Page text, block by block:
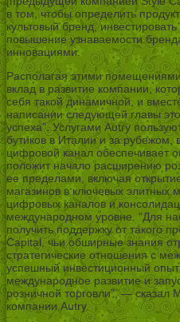
в том, чтобы определить
культовый бренд,
повышение узнаваемости
инновациями.
Располагая этими
вклад в развитие компании,
себя такой динамичной, и
написании следующей главы
успеха”. Услугами Autry
бутиков в Италии и за рубежом,
цифровой канал обеспечивает
положит начало расширению
ее пределами, включая
магазинов в ключевых элитных
цифровых каналов и
международном уровне. “Для
получить поддержку от такого
Capital, чьи обширные знания
стратегические отношения с
успешный инвестиционный опыт
международное развитие и
розничной торговли”, — сказал
компании Autry.